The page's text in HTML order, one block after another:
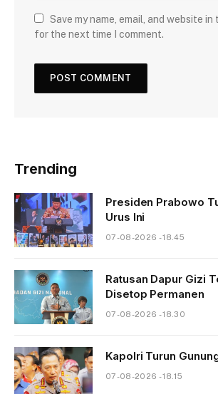
Save my name, email, and website in
for the next time I comment.
Trending
Presiden Prabowo
Urus Ini
07-08-2026 - 18.45
Ratusan Dapur Gizi
Disetop Permanen
07-08-2026 - 18.30
Kapolri Turun
07-08-2026 - 18.15